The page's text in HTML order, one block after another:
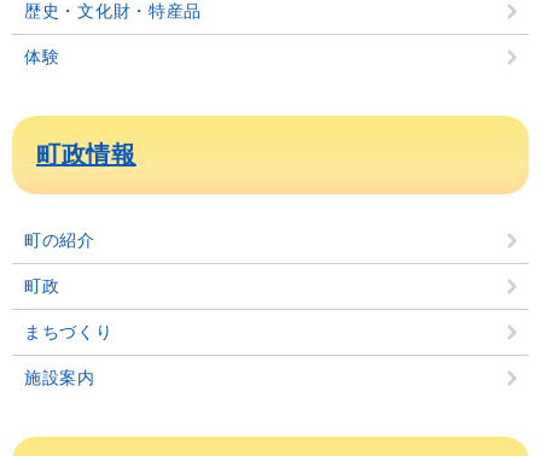
歴史・文化財・特産品
体験
町政情報
町の紹介
町政
まちづくり
施設案内